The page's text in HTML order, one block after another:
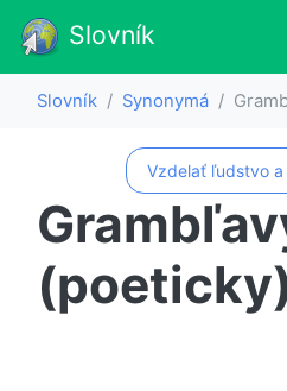
Slovník
Slovník Synonymá
Vzdelať ľudstvo